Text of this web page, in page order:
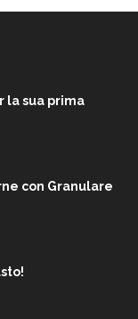
la sua prima
con Granulare